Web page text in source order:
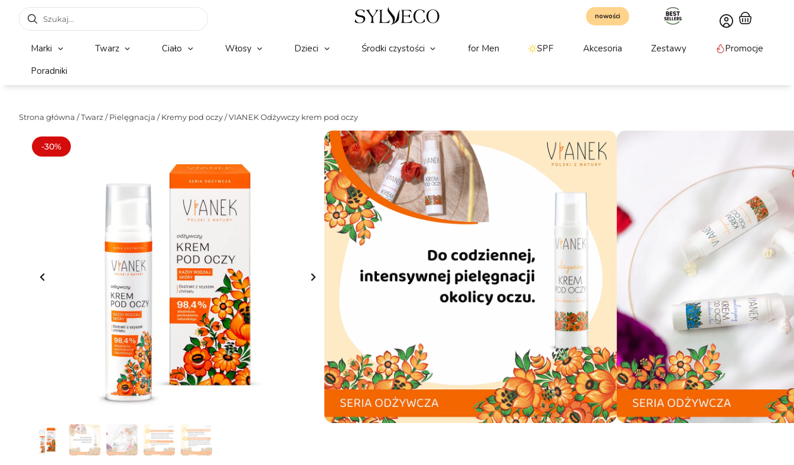
nowości
Marki Twarz Ciało Włosy Dzieci Środki czystości for Men SPF Akcesoria Zestawy
Promocje
Poradniki
Strona główna /Twarz /Pielęgnacja /Kremy pod oczy/ VIANEK Odżywczy krem pod oczy
-30% TWARZ
☆☆☆☆☆(9)
VIANEK Odżywczy krem pod oczy
Delikatny, odżywczy krem pod oczy. Poprawia kondycję skóry i opóźnia procesy starzenia.
Intensywnie nawilża i odżywia zmęczoną skórę okolic oczu.
Pojemność:15ml
Składniki wiodące:
Ekstrakt z chmielu, Olej rokitnikowy, Olej z pestek moreli
35.99
Najniższa cena z 30 dni przed wprowadzeniem promocji:
Na stanie
Dodaj do koszyka
Darmowa dostawa Bezpiecznepłatności